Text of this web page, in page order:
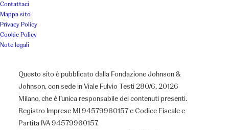
Contattaci
Mappa sito
Privacy Policy
Cookie Policy
Note legali
Questo sito è pubblicato dalla Fondazione Johnson &
Johnson, con sede in Viale Fulvio Testi 280/6, 20126
Milano, che è l’unica responsabile dei contenuti presenti.
Registro Imprese MI 94579960157 e Codice Fiscale e
Partita IVA 94579960157.
Luogo
Bologna
Associazione
U.N.I.T.A.L.S.I.